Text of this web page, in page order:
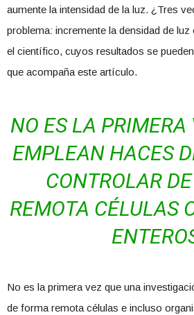
aumente la intensidad de la luz. ¿Tres
problema: incremente la densidad de
el científico, cuyos resultados se
que acompaña este artículo.
NO ES LA PRIMERA
EMPLEAN HACES
CONTROLAR
REMOTA CÉLULAS
No es la primera vez que una
de forma remota células e incluso